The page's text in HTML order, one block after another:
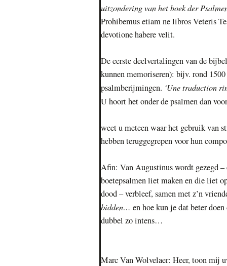
uitzondering van het boek der
Prohibemus etiam ne libros Veteris
devotione habere velit.
De eerste deelvertalingen van de
kunnen memoriseren): bijv. rond
psalmberijmingen. ‘Une traduction
U hoort het onder de psalmen dan
weet u meteen waar het gebruik van
hebben teruggegrepen voor hun
Afin: Van Augustinus wordt gezegd
boetepsalmen liet maken en die liet
dood – verbleef, samen met z’n
bidden… en hoe kun je dat beter
dubbel zo intens…
Marc Van Wolvelaer: Heer, toon mij